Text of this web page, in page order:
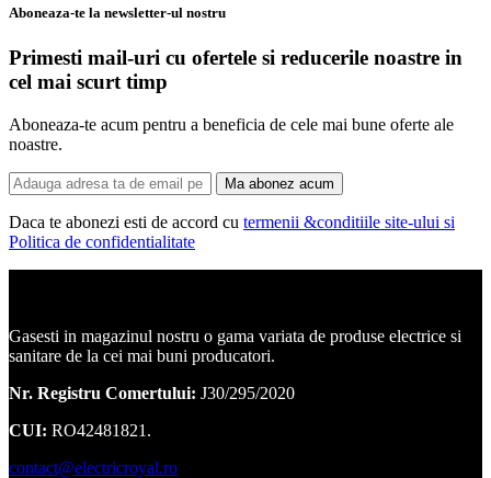
Aboneaza-te la newsletter-ul nostru
Primesti mail-uri cu ofertele si reducerile noastre in
cel mai scurt timp
Aboneaza-te acum pentru a beneficia de cele mai bune oferte ale
noastre.
Ma abonez acum
Daca te abonezi esti de accord cu termenii &conditiile site-ului si
Politica de confidentialitate
Gasesti in magazinul nostru o gama variata de produse electrice si
sanitare de la cei mai buni producatori.
Nr. Registru Comertului: J30/295/2020
CUI: RO42481821.
contact@electricroyal.ro